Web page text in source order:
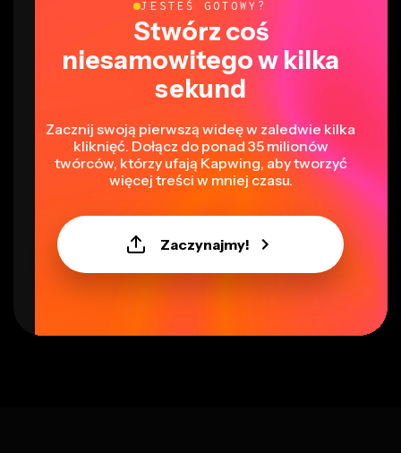
JESTEŚ GOTOWY?
Stwórz coś
niesamowitego w kilka
sekund
Zacznij swoją pierwszą wideę w zaledwie kilka
kliknięć. Dołącz do ponad 35 milionów
twórców, którzy ufają Kapwing, aby tworzyć
więcej treści w mniej czasu.
Zaczynajmy!